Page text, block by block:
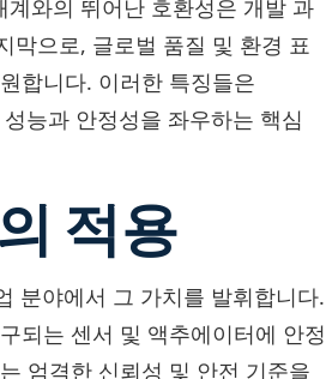
와의 뛰어난 호환성은 개발 과
막으로, 글로벌 품질 및 환경 표
합니다. 이러한 특징들은
능과 안정성을 좌우하는 핵심
적용
분야에서 그 가치를 발휘합니다.
되는 센서 및 액추에이터에 안정
엄격한 신뢰성 및 안전 기준을